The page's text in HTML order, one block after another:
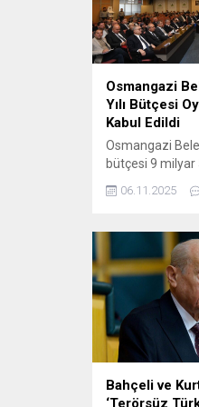
Osmangazi
Yılı Bütçesi
Kabul Edildi
Osmangazi
bütçesi 9
Osmangazi
edildi hayırlı
harcamayı
Osmangazi
Yılı Bütçesi ve
Programı,
Toplantısı’nda
06.11.2025
Bahçeli ve
‘Terörsüz